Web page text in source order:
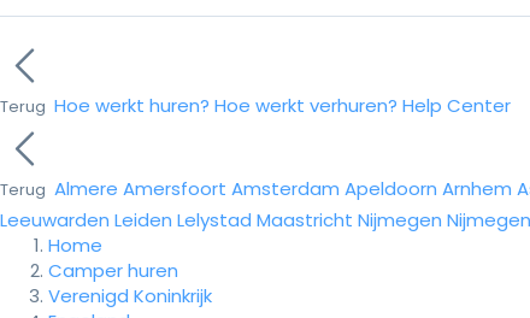
Terug Hoe werkt huren? Hoe werkt verhuren? Help Center
Terug Almere Amersfoort Amsterdam Apeldoorn Arnhem
Leeuwarden Leiden Lelystad Maastricht Nijmegen Nijmegen
Home
Camper huren
Verenigd Koninkrijk